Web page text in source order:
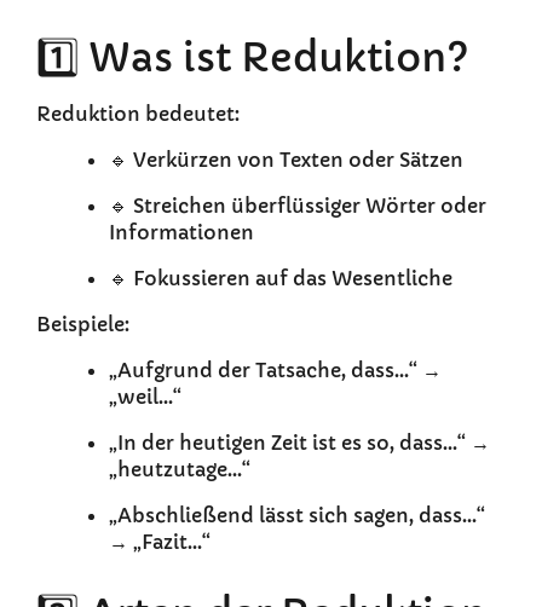
1️⃣ Was ist Reduktion?
Reduktion bedeutet:
🔹 Verkürzen von Texten oder Sätzen
🔹 Streichen überflüssiger Wörter oder
Informationen
🔹 Fokussieren auf das Wesentliche
Beispiele:
„Aufgrund der Tatsache, dass…“ →
„weil…“
„In der heutigen Zeit ist es so, dass…“ →
„heutzutage…“
„Abschließend lässt sich sagen, dass…“
→ „Fazit…“